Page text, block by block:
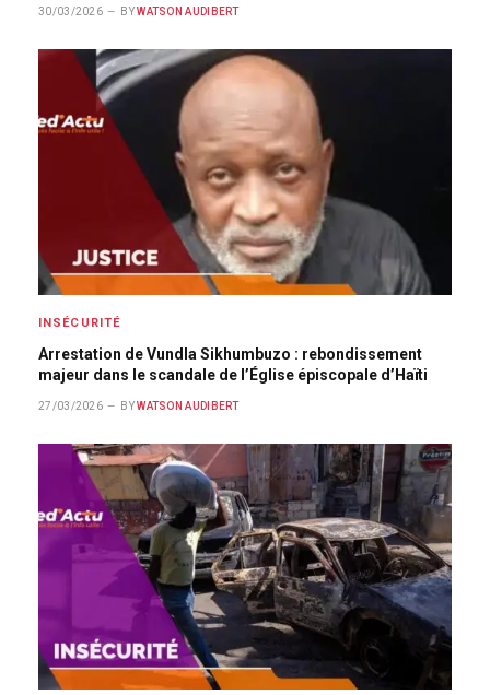
30/03/2026 BY WATSON AUDIBERT
INSÉCURITÉ
Arrestation de Vundla Sikhumbuzo : rebondissement
majeur dans le scandale de l’Église épiscopale d’Haïti
27/03/2026 BY WATSON AUDIBERT